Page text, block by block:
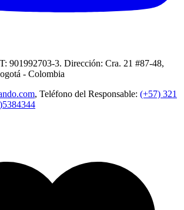
901992703-3. Dirección: Cra. 21 #87-48,
- Colombia
, Teléfono del Responsable: (+57) 321